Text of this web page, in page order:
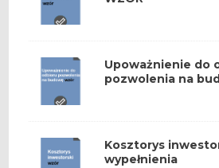
Upoważnienie do
pozwolenia na
Kosztorys
wypełnienia